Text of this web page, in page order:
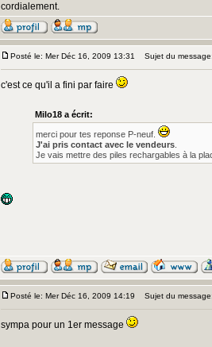
cordialement.
Posté le: Mer Déc 16, 2009 13:31 Sujet du
c'est ce qu'il a fini par faire
Milo18 a écrit:
merci pour tes reponse P-neuf.
J'ai pris contact avec le vendeurs
Je vais mettre des piles rechargables à la
Posté le: Mer Déc 16, 2009 14:19 Sujet du
sympa pour un 1er message